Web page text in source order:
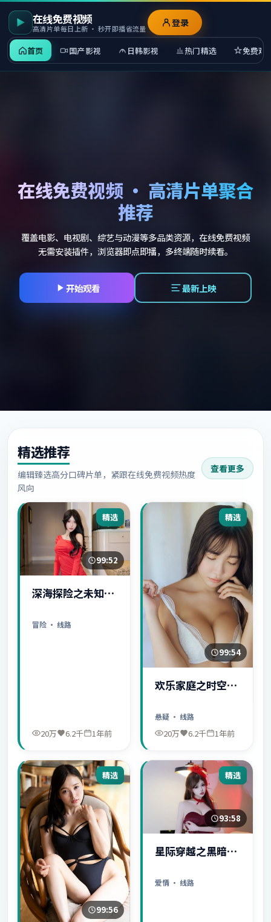
在线免费视频
高清片单每日上新 · 秒开即播省流量
首页 国产影视 日韩影视 热门精选 免费观
登录
在线免费视频 · 高清片单聚合
推荐
覆盖电影、电视剧、综艺与动漫等多品类资源，在线免费视频
无需安装插件，浏览器即点即播，多终端随时续看。
开始观看 最新上映
精选推荐
编辑臻选高分口碑片单，紧跟在线免费视频热度
风向
查看更多
精选
99:52
深海探险之未知世
冒险 · 线路
20万 6.2千 1年前
精选
99:54
欢乐家庭之时空守
悬疑 · 线路
20万 6.2千 1年前
精选
99:56
精选
93:58
星际穿越之黑暗秘
爱情 · 线路